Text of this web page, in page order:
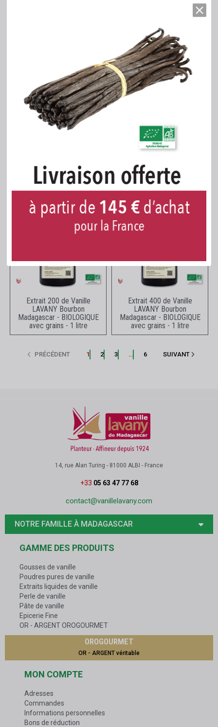
Madagascar - BIOLOGIQUE -
CONVENTIONNEL avec
grains - 1 litre
Aperçu rapide
Extrait 400 de Vanille
LAVANY Bourbon
Madagascar -
CONVENTIONNELLE avec
grains - 1 litre
Aperçu rapide
Extrait 200 de Vanille
LAVANY Bourbon
Madagascar - BIOLOGIQUE
avec grains - 1 litre
Aperçu rapide
Extrait 400 de Vanille
LAVANY Bourbon
Madagascar - BIOLOGIQUE
avec grains - 1 litre
PRÉCÉDENT 1 2 3 … 6 SUIVANT
14, rue Alan Turing - 81000 ALBI - France
+33 05 63 47 77 68
contact@vanillelavany.com
NOTRE FAMILLE À MADAGASCAR
GAMME DES PRODUITS
Gousses de vanille
Poudres pures de vanille
Extraits liquides de vanille
Perle de vanille
Pâte de vanille
Epicerie Fine
OR - ARGENT OROGOURMET
OROGOURMET
OR - ARGENT véritable
MON COMPTE
Adresses
Commandes
Informations personnelles
Bons de réduction